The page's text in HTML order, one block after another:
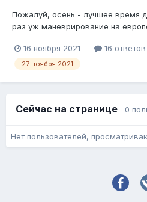
Пожалуй, осень - лучшее время
раз уж маневрирование на
приключением, продолжим! 27
(далее будут зимние) клубный
16 ноября 2021 16 ответов
27 ноября 2021
Сейчас на странице 0
Нет пользователей,